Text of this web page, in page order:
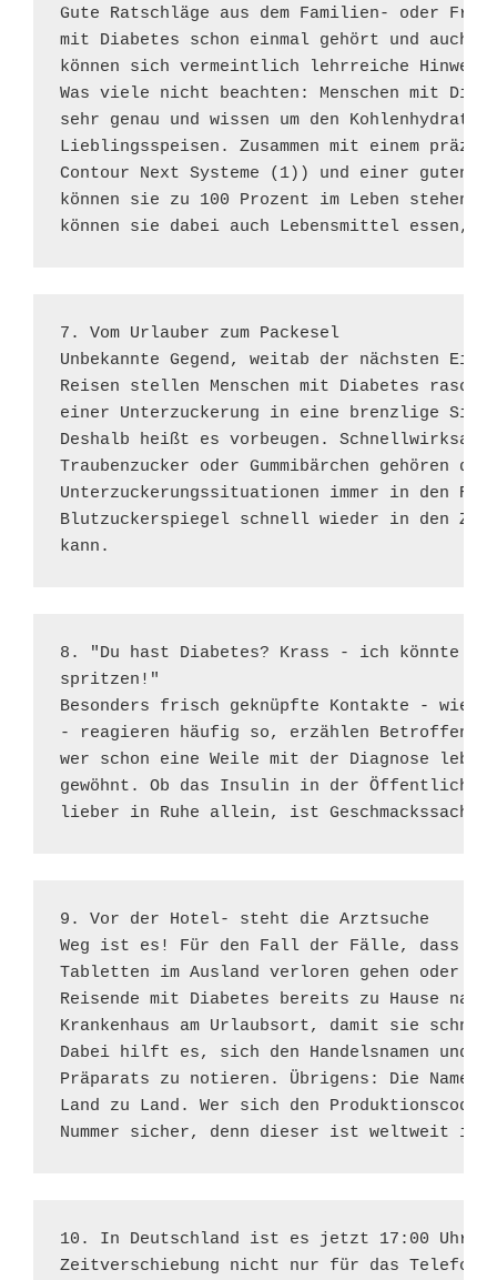
Gute Ratschläge aus dem Familien- oder
mit Diabetes schon einmal gehört und auch
können sich vermeintlich lehrreiche
Was viele nicht beachten: Menschen mit
sehr genau und wissen um den
Lieblingsspeisen. Zusammen mit einem
Contour Next Systeme (1)) und einer guten
können sie zu 100 Prozent im Leben
können sie dabei auch Lebensmittel essen,
7. Vom Urlauber zum Packesel
Unbekannte Gegend, weitab der nächsten
Reisen stellen Menschen mit Diabetes
einer Unterzuckerung in eine brenzlige
Deshalb heißt es vorbeugen.
Traubenzucker oder Gummibärchen gehören
Unterzuckerungssituationen immer in den
Blutzuckerspiegel schnell wieder in den
kann.
8. "Du hast Diabetes? Krass - ich könnte
spritzen!"
Besonders frisch geknüpfte Kontakte - wie
- reagieren häufig so, erzählen Betroffene
wer schon eine Weile mit der Diagnose
gewöhnt. Ob das Insulin in der
lieber in Ruhe allein, ist Geschmackssache.
9. Vor der Hotel- steht die Arztsuche
Weg ist es! Für den Fall der Fälle, dass
Tabletten im Ausland verloren gehen oder
Reisende mit Diabetes bereits zu Hause
Krankenhaus am Urlaubsort, damit sie
Dabei hilft es, sich den Handelsnamen und
Präparats zu notieren. Übrigens: Die
Land zu Land. Wer sich den
Nummer sicher, denn dieser ist weltweit
10. In Deutschland ist es jetzt 17:00
Zeitverschiebung nicht nur für das